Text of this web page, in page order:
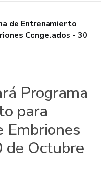
de Entrenamiento
Congelados - 30
Programa
para
Embriones
de Octubre